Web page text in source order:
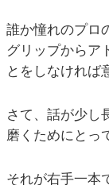
誰か憧れのプロ
グリップからア
とをしなければ
さて、話が少し
磨くためにとっ
それが右手一本